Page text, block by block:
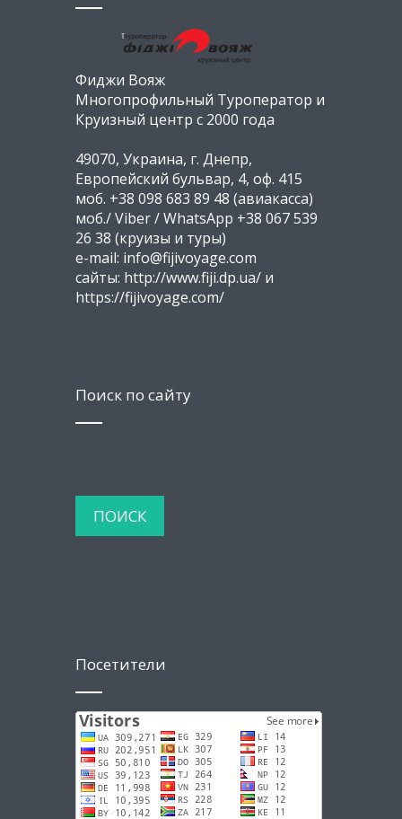
Фиджи Вояж
Многопрофильный Туроператор и
Круизный центр с 2000 года
49070, Украина, г. Днепр,
Европейский бульвар, 4, оф. 415
моб. +38 098 683 89 48 (авиакасса)
моб./ Viber / WhatsApp +38 067 539
26 38 (круизы и туры)
e-mail: info@fijivoyage.com
сайты: http://www.fiji.dp.ua/ и
https://fijivoyage.com/
Поиск по сайту
Посетители